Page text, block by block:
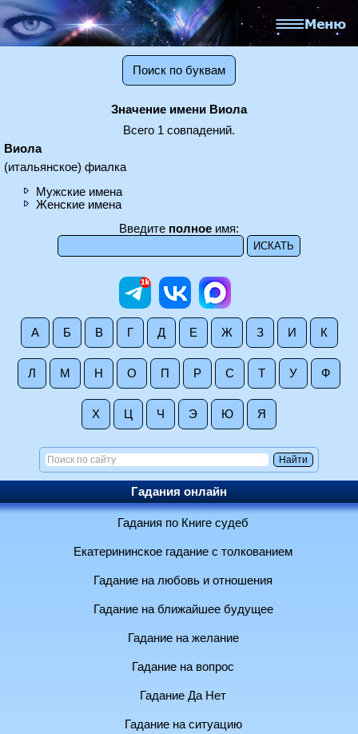
Поиск по буквам
Значение имени Виола
Всего 1 совпадений.
Виола
(итальянское) фиалка
Мужские имена
Женские имена
Введите полное имя:
А Б В Г Д Е Ж З И К
Л М Н О П Р С Т У Ф
Х Ц Ч Э Ю Я
Гадания онлайн
Гадания по Книге судеб
Екатерининское гадание с толкованием
Гадание на любовь и отношения
Гадание на ближайшее будущее
Гадание на желание
Гадание на вопрос
Гадание Да Нет
Гадание на ситуацию